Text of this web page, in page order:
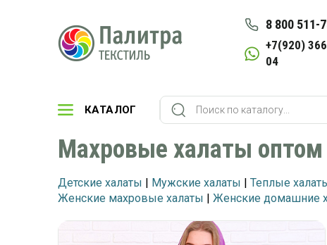
8 800 511-
+7(920)
04
КАТАЛОГ
Махровые халаты
Детские халаты | Мужские халаты | Теплые
Женские махровые халаты | Женские домашние